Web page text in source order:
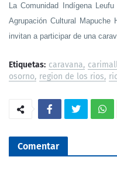
La Comunidad Indígena
Agrupación Cultural Mapuche
invitan a participar de una
Etiquetas: caravana
osorno region de los rios
Comentar